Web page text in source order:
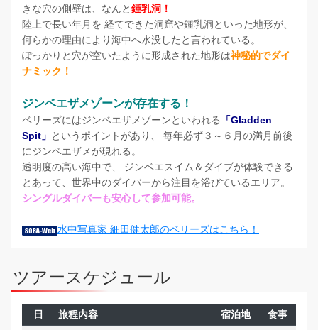
きな穴の側壁は、なんと鍾乳洞！
陸上で長い年月を 経てできた洞窟や鍾乳洞といった地形が、
何らかの理由により海中へ水没したと言われている。
ぽっかりと穴が空いたように形成された地形は神秘的でダイ
ナミック！
ジンベエザメゾーンが存在する！
ベリーズにはジンベエザメゾーンといわれる
「Gladden
Spit」 というポイントがあり、 毎年必ず３～６月の満月前後
にジンベエザメが現れる。
透明度の高い海中で、 ジンベエスイム＆ダイブが体験できる
とあって、世界中のダイバーから注目を浴びているエリア。
シングルダイバーも安心して参加可能。
水中写真家 細田健太郎のベリーズはこちら！
ツアースケジュール
日 旅程内容 宿泊地
食事